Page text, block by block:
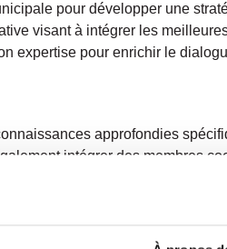
pour développer une
visant à intégrer les
expertise pour enrichir le
approfondies
intégrer des membres
ou perspectives
aux activités du Comité sont